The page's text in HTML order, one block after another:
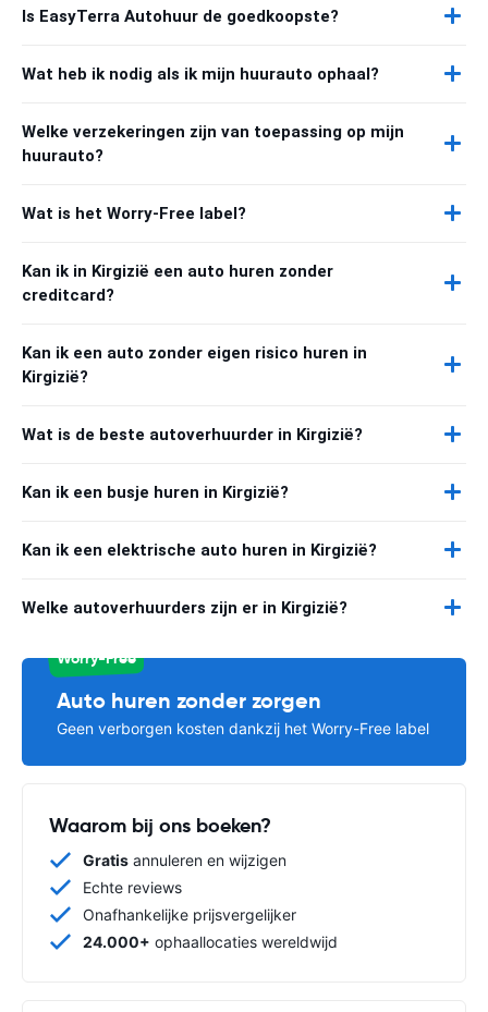
Is EasyTerra Autohuur de goedkoopste?
Wat heb ik nodig als ik mijn huurauto ophaal?
Welke verzekeringen zijn van toepassing op mijn
huurauto?
Wat is het Worry-Free label?
Kan ik in Kirgizië een auto huren zonder
creditcard?
Kan ik een auto zonder eigen risico huren in
Kirgizië?
Wat is de beste autoverhuurder in Kirgizië?
Kan ik een busje huren in Kirgizië?
Kan ik een elektrische auto huren in Kirgizië?
Welke autoverhuurders zijn er in Kirgizië?
Worry-Free
Auto huren zonder zorgen
Geen verborgen kosten dankzij het Worry-Free label
Waarom bij ons boeken?
Gratis annuleren en wijzigen
Echte reviews
Onafhankelijke prijsvergelijker
24.000+ ophaallocaties wereldwijd